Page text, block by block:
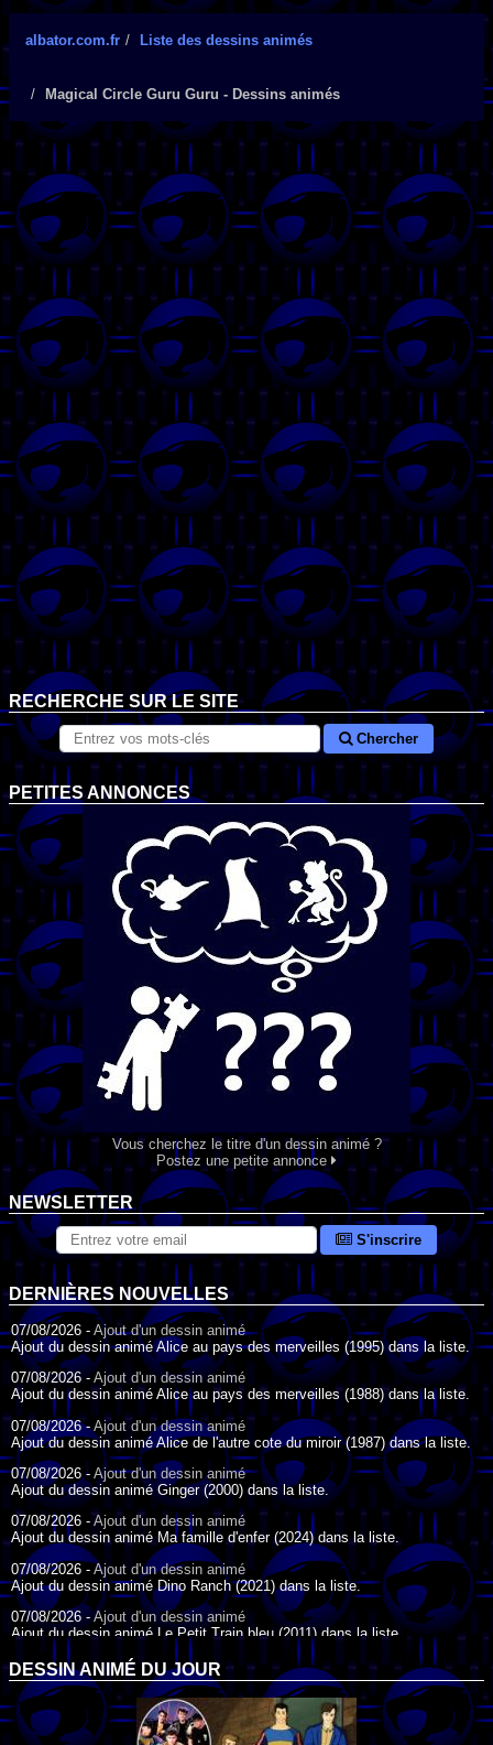
albator.com.fr Liste des dessins animés
Magical Circle Guru Guru - Dessins animés
RECHERCHE SUR LE SITE
Chercher
PETITES ANNONCES
Vous cherchez le titre d'un dessin animé ?
Postez une petite annonce
NEWSLETTER
S'inscrire
DERNIÈRES NOUVELLES
07/08/2026 - Ajout d'un dessin animé
Ajout du dessin animé Alice au pays des merveilles (1995) dans la liste.
07/08/2026 -Ajout d'un dessin animé
Ajout du dessin animé Alice au pays des merveilles (1988) dans la liste.
07/08/2026 -Ajout d'un dessin animé
Ajout du dessin animé Alice de l'autre cote du miroir (1987) dans la liste.
07/08/2026 - Ajout d'un dessin animé
Ajout du dessin animé Ginger (2000) dans la liste.
07/08/2026 - Ajout d'un dessin animé
Ajout du dessin animé Ma famille d'enfer (2024) dans la liste.
07/08/2026 -Ajout d'un dessin animé
Ajout du dessin animé Dino Ranch (2021) dans la liste.
07/08/2026 -Ajout d'un dessin animé
Ajout du dessin animé Le Petit Train bleu (2011) dans la liste.
07/08/2026 -Ajout d'un dessin animé
Ajout du dessin animé Agent Spécial Oso (2009) dans la liste.
17/07/2026 -
Ajout d'un dessin animé
Ajout du dessin animé Peter Pan (1988) dans la liste.
DESSIN ANIMÉ DU JOUR